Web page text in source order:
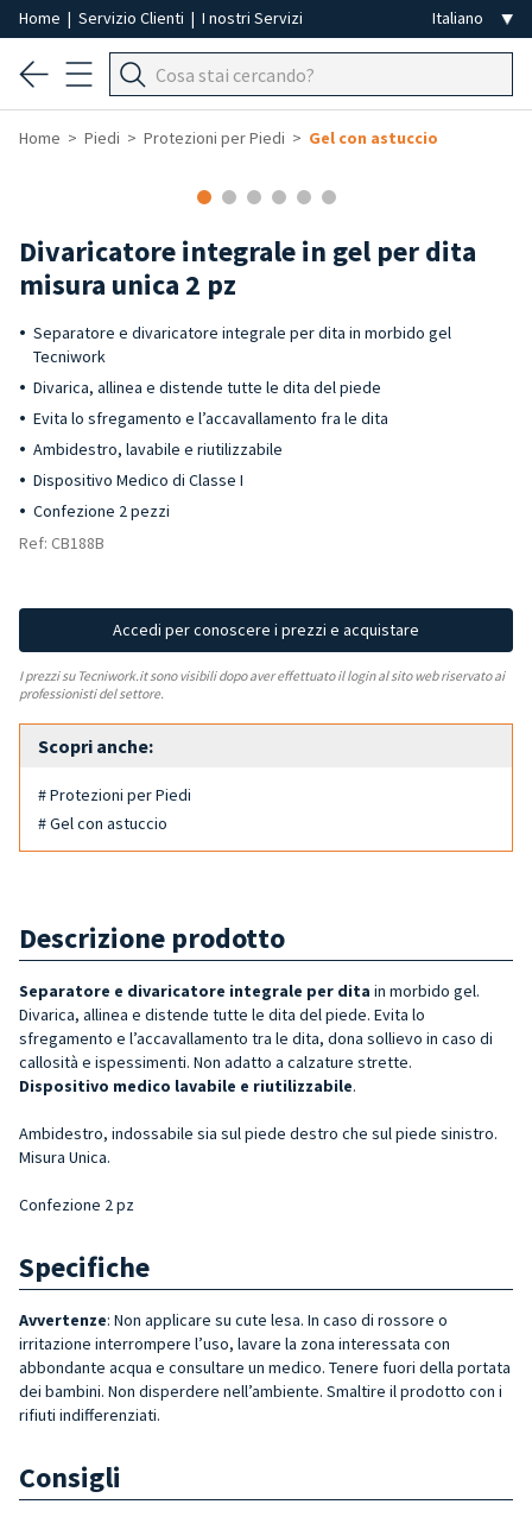
Home | Servizio Clienti | I nostri Servizi
Home Piedi Protezioni per Piedi Gel con astuccio
Divaricatore integrale in gel per dita
misura unica 2 pz
Separatore e divaricatore integrale per dita in morbido gel
Tecniwork
Divarica, allinea e distende tutte le dita del piede
Evita lo sfregamento e l’accavallamento fra le dita
Ambidestro, lavabile e riutilizzabile
Dispositivo Medico di Classe I
Confezione 2 pezzi
Ref: CB188B
Accedi per conoscere i prezzi e acquistare
I prezzi su Tecniwork.it sono visibili dopo aver effettuato il login al sito web riservato ai
professionisti del settore.
Scopri anche:
# Protezioni per Piedi
# Gel con astuccio
Descrizione prodotto
Separatore e divaricatore integrale per dita in morbido gel.
Divarica, allinea e distende tutte le dita del piede. Evita lo
sfregamento e l’accavallamento tra le dita, dona sollievo in caso di
callosità e ispessimenti. Non adatto a calzature strette.
Dispositivo medico lavabile e riutilizzabile.
Ambidestro, indossabile sia sul piede destro che sul piede sinistro.
Misura Unica.
Confezione 2 pz
Specifiche
Avvertenze: Non applicare su cute lesa. In caso di rossore o
irritazione interrompere l’uso, lavare la zona interessata con
abbondante acqua e consultare un medico. Tenere fuori della portata
dei bambini. Non disperdere nell’ambiente. Smaltire il prodotto con i
rifiuti indifferenziati.
Consigli